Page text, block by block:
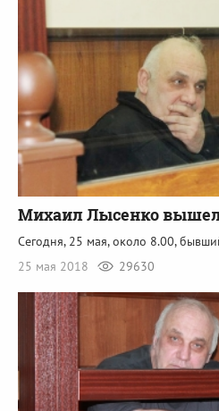
Михаил Лысенко вышел
Сегодня, 25 мая, около 8.00,
25 мая 2018
29630